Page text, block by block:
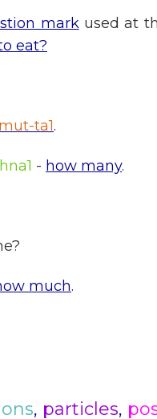
markused at
eat?
ta1.
- how many.
much.
, particles,